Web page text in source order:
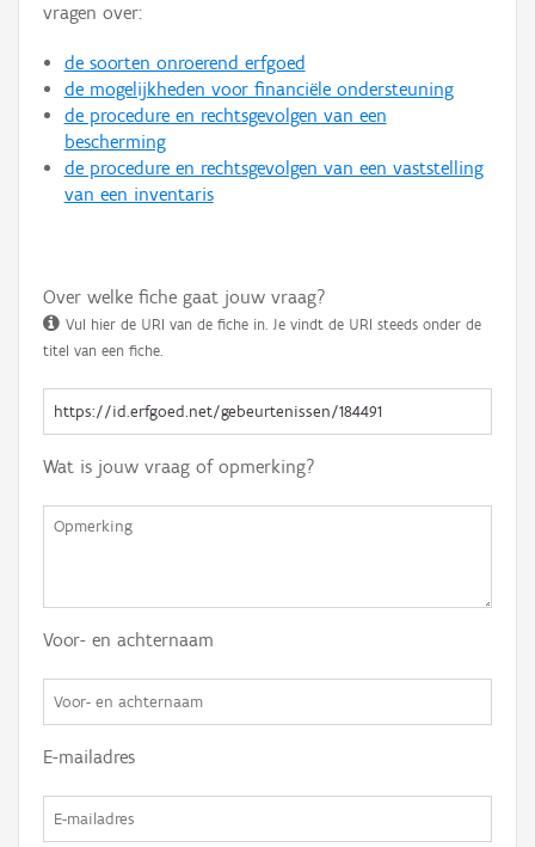
vragen over:
de soorten onroerend erfgoed
de mogelijkheden voor financiële ondersteuning
de procedure en rechtsgevolgen van een
bescherming
de procedure en rechtsgevolgen van een vaststelling
van een inventaris
Over welke fiche gaat jouw vraag?
Vul hier de URI van de fiche in. Je vindt de URI steeds onder de
titel van een fiche.
Wat is jouw vraag of opmerking?
Voor- en achternaam
E-mailadres